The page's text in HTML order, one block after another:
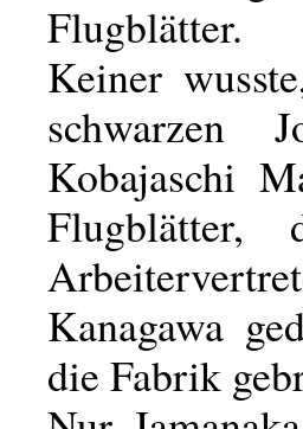
Flugblätter.
Keiner
schwarzen
Kobajaschi
Kanagawa
die Fabrik